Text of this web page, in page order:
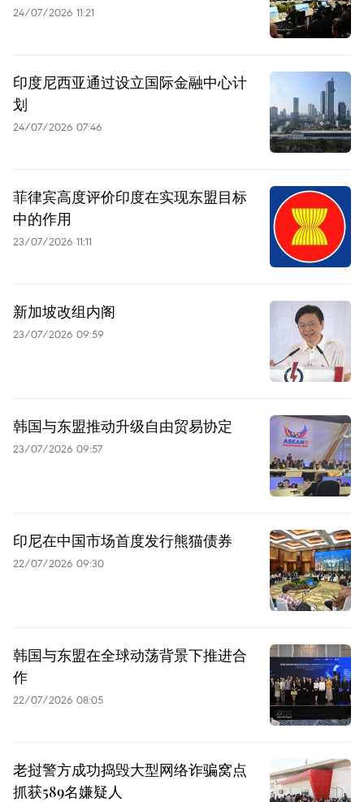
24/07/2026 11:21
印度尼西亚通过设立国际金融中心计
划
24/07/2026 07:46
菲律宾高度评价印度在实现东盟目标
中的作用
23/07/2026 11:11
新加坡改组内阁
23/07/2026 09:59
韩国与东盟推动升级自由贸易协定
23/07/2026 09:57
印尼在中国市场首度发行熊猫债券
22/07/2026 09:30
韩国与东盟在全球动荡背景下推进合
作
22/07/2026 08:05
老挝警方成功捣毁大型网络诈骗窝点
抓获589名嫌疑人